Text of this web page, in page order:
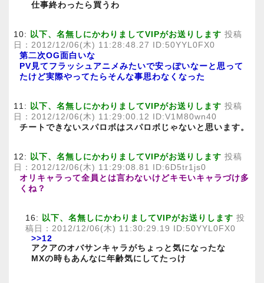
仕事終わったら買うわ
10: 以下、名無しにかわりましてVIPがお送りします 投稿
日：2012/12/06(木) 11:28:48.27 ID:50YYL0FX0
第二次OG面白いな
PV見てフラッシュアニメみたいで安っぽいなーと思って
たけど実際やってたらそんな事思わなくなった
11: 以下、名無しにかわりましてVIPがお送りします 投稿
日：2012/12/06(木) 11:29:00.12 ID:V1M80wn40
チートできないスパロボはスパロボじゃないと思います。
12: 以下、名無しにかわりましてVIPがお送りします 投稿
日：2012/12/06(木) 11:29:08.81 ID:6D5tr1js0
オリキャラって全員とは言わないけどキモいキャラづけ多
くね？
16: 以下、名無しにかわりましてVIPがお送りします 投
稿日：2012/12/06(木) 11:30:29.19 ID:50YYL0FX0
>>12
アクアのオバサンキャラがちょっと気になったな
MXの時もあんなに年齢気にしてたっけ